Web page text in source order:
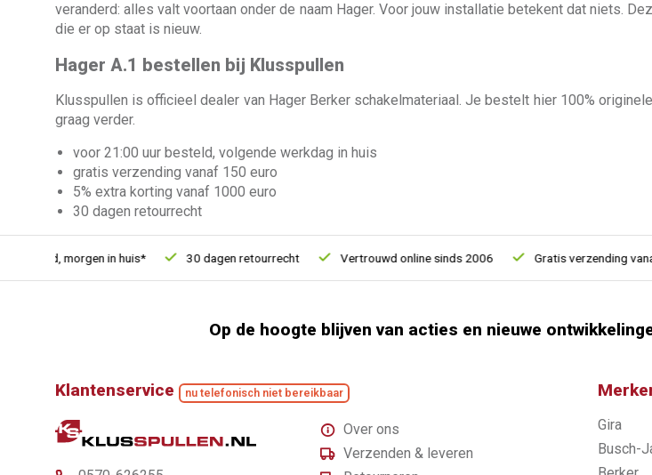
veranderd: alles valt voortaan onder de naam Hager. Voor jouw installatie betekent dat niets.
die er op staat is nieuw.
Hager A.1 bestellen bij Klusspullen
Klusspullen is officieel dealer van Hager Berker schakelmateriaal. Je bestelt hier 100%
graag verder.
voor 21:00 uur besteld, volgende werkdag in huis
gratis verzending vanaf 150 euro
5% extra korting vanaf 1000 euro
30 dagen retourrecht
morgen in huis* 30 dagen retourrecht Vertrouwd online sinds 2006 Gratis verzending vanaf € 150
Op de hoogte blijven van acties en nieuwe
Klantenservice nu telefonisch niet bereikbaar
Over ons
Verzenden & leveren
Gira
Busch-